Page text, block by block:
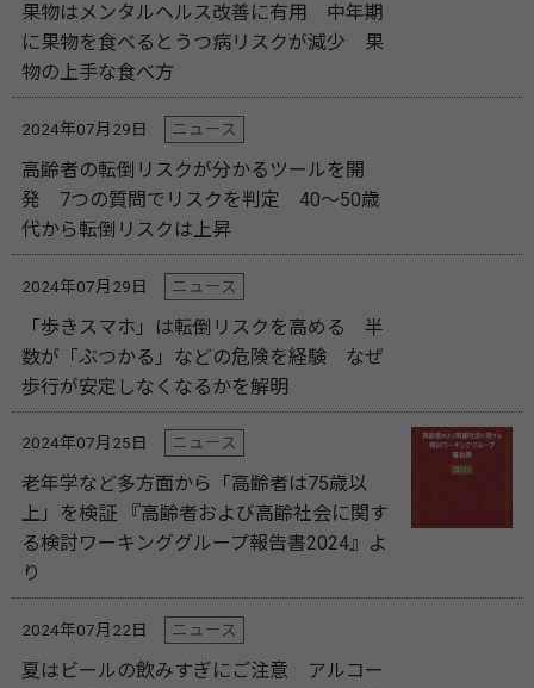
果物はメンタルヘルス改善に有用 中年期
に果物を食べるとうつ病リスクが減少 果
物の上手な食べ方
2024年07月29日 ニュース
高齢者の転倒リスクが分かるツールを開
発 7つの質問でリスクを判定 40～50歳
代から転倒リスクは上昇
2024年07月29日 ニュース
「歩きスマホ」は転倒リスクを高める 半
数が「ぶつかる」などの危険を経験 なぜ
歩行が安定しなくなるかを解明
2024年07月25日 ニュース
老年学など多方面から「高齢者は75歳以
上」を検証 『高齢者および高齢社会に関す
る検討ワーキンググループ報告書2024』よ
り
2024年07月22日 ニュース
夏はビールの飲みすぎにご注意 アルコー